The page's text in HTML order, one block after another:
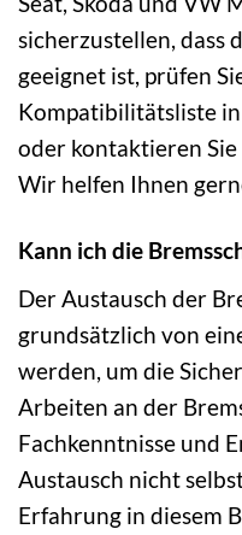
sicherzustellen, dass
geeignet ist, prüfen
Kompatibilitätsliste
oder kontaktieren
Wir helfen Ihnen
Kann ich die
Der Austausch der
grundsätzlich von
werden, um die
Arbeiten an der
Fachkenntnisse und
Austausch nicht
Erfahrung in diesem